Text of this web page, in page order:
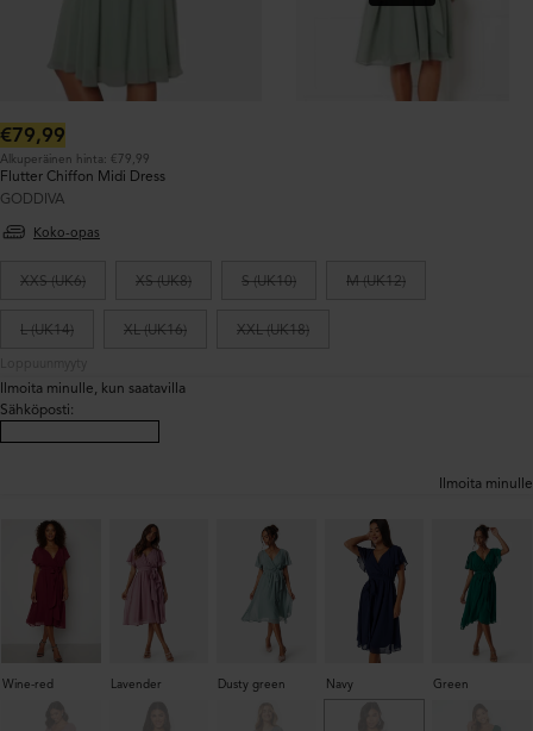
Normaalihinta:
€79,99
Alkuperäinen hinta: €79,99
Flutter Chiffon Midi Dress
GODDIVA
Koko-opas
XXS (UK6) XS (UK8) S (UK10) M (UK12)
L (UK14) XL (UK16) XXL (UK18)
Ilmoita minulle, kun saatavilla
Sähköposti:
Ilmoita minulle
Wine-red Lavender Dusty green Navy Green